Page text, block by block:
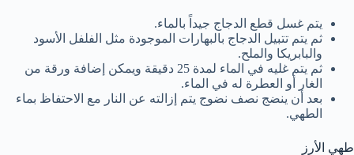
يتم غسل قطع الدجاج جيداً بالماء.
ثم يتم تتبيل الدجاج بالبهارات الموجودة مثل الفلفل الأسود
والبابريكا والملح.
ثم يتم غليه في الماء لمدة 25 دقيقة ويمكن إضافة ورقة من
الغار أو العطرة له في الماء.
بعد أن ينضج نصف نضوج يتم إزالته عن النار مع الاحتفاظ بماء
الطهي.
طهي الأرز